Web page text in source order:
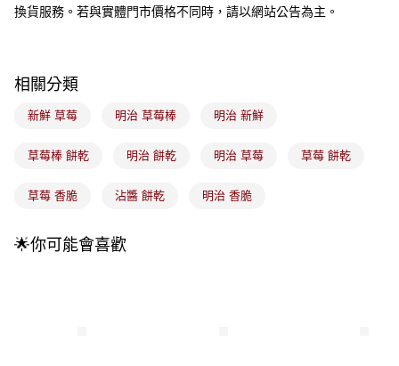
【大哥付你分期使用說明】
成交易。
4.訂單成立30分鐘內，如未前往確認交易或遇審核未通過，訂單將自動取
法說明評估內容。
醒簡訊。
運送方式
全家取貨付款
付款後全家取貨
每筆NT$100，滿NT$899(含以上)免運費
每筆NT$100，滿NT$899(含以上)免運費
換貨服務。若與實體門市價格不同時，請以網站公告為主。
相關分類
新鮮 草莓 明治 草莓棒 明治 新鮮
草莓棒 餅乾 明治 餅乾 明治 草莓 草莓 餅乾
草莓 香脆 沾醬 餅乾 明治 香脆
🌟你可能會喜歡